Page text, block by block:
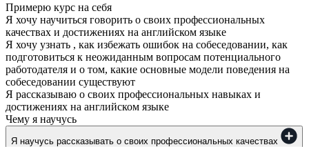
Примерю курс на себя
Я хочу научиться говорить о своих профессиональных
качествах и достижениях на английском языке
Я хочу узнать , как избежать ошибок на собеседовании, как
подготовиться к неожиданным вопросам потенциального
работодателя и о том, какие основные модели поведения на
собеседовании существуют
Я рассказываю о своих профессиональных навыках и
достижениях на английском языке
Чему я научусь
Я научусь рассказывать о своих профессиональных качествах